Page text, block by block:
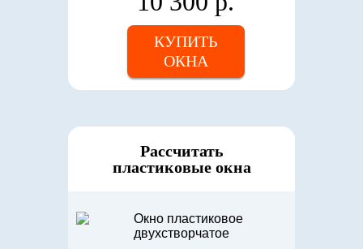
КУПИТЬ
ОКНА
Рассчитать
пластиковые окна